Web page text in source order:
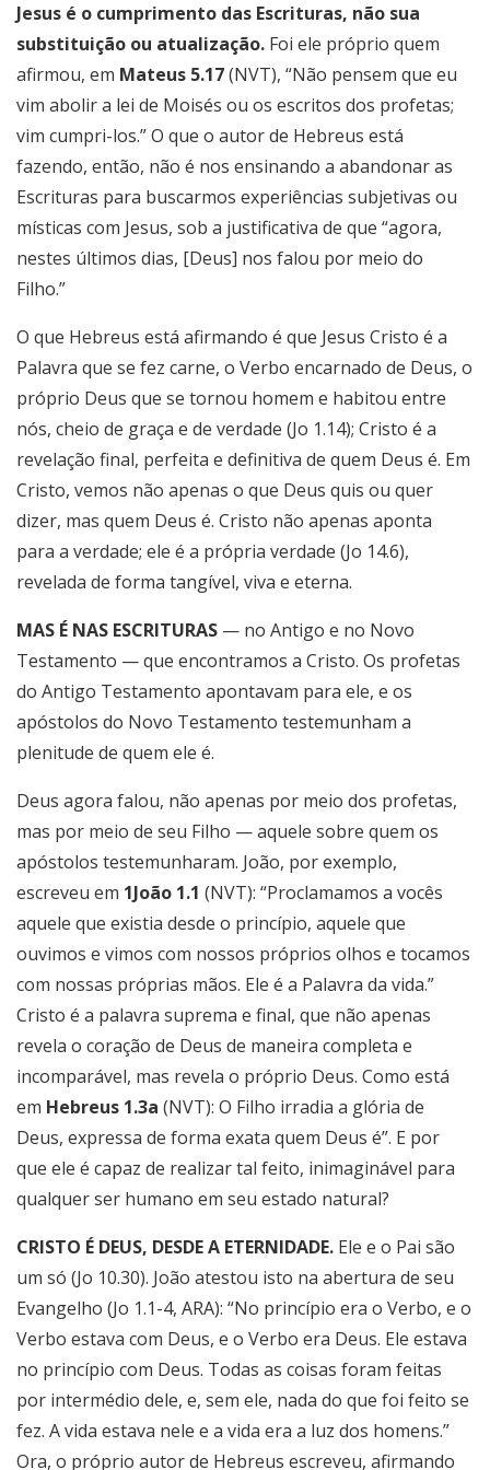
Jesus é o cumprimento das Escrituras, não sua
substituição ou atualização. Foi ele próprio quem
afirmou, em Mateus 5.17(NVT), “Não pensem que eu
vim abolir a lei de Moisés ou os escritos dos profetas;
vim cumpri-los.” O que o autor de Hebreus está
fazendo, então, não é nos ensinando a abandonar as
Escrituras para buscarmos experiências subjetivas ou
místicas com Jesus, sob a justificativa de que “agora,
nestes últimos dias, [Deus] nos falou por meio do
Filho.”
O que Hebreus está afirmando é que Jesus Cristo é a
Palavra que se fez carne, o Verbo encarnado de Deus, o
próprio Deus que se tornou homem e habitou entre
nós, cheio de graça e de verdade (Jo 1.14); Cristo é a
revelação final, perfeita e definitiva de quem Deus é. Em
Cristo, vemos não apenas o que Deus quis ou quer
dizer, mas quem Deus é. Cristo não apenas aponta
para a verdade; ele é a própria verdade (Jo 14.6),
revelada de forma tangível, viva e eterna.
MAS É NAS ESCRITURAS — no Antigo e no Novo
Testamento — que encontramos a Cristo. Os profetas
do Antigo Testamento apontavam para ele, e os
apóstolos do Novo Testamento testemunham a
plenitude de quem ele é.
Deus agora falou, não apenas por meio dos profetas,
mas por meio de seu Filho — aquele sobre quem os
apóstolos testemunharam. João, por exemplo,
escreveu em 1João 1.1 (NVT): “Proclamamos a vocês
aquele que existia desde o princípio, aquele que
ouvimos e vimos com nossos próprios olhos e tocamos
com nossas próprias mãos. Ele é a Palavra da vida.”
Cristo é a palavra suprema e final, que não apenas
revela o coração de Deus de maneira completa e
incomparável, mas revela o próprio Deus. Como está
em Hebreus 1.3a (NVT): O Filho irradia a glória de
Deus, expressa de forma exata quem Deus é”. E por
que ele é capaz de realizar tal feito, inimaginável para
qualquer ser humano em seu estado natural?
CRISTO É DEUS, DESDE A ETERNIDADE. Ele e o Pai são
um só (Jo 10.30). João atestou isto na abertura de seu
Evangelho (Jo 1.1-4, ARA): “No princípio era o Verbo, e o
Verbo estava com Deus, e o Verbo era Deus. Ele estava
no princípio com Deus. Todas as coisas foram feitas
por intermédio dele, e, sem ele, nada do que foi feito se
fez. A vida estava nele e a vida era a luz dos homens.”
Ora, o próprio autor de Hebreus escreveu, afirmando